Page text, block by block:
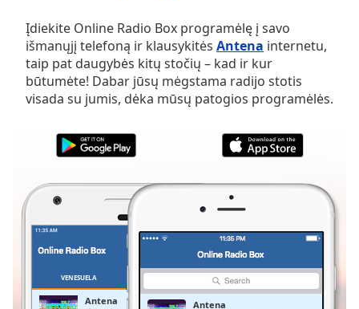
Skip
Backward
Skip
Forward
Mute
Current
Duration-:-
0.00%
Stream
TypeLIVE
Seek to
LIVE
Įdiekite Online Radio Box programėlę į savo
išmanųjį telefoną ir klausykitės Antena internetu,
taip pat daugybės kitų stočių – kad ir kur
būtumėte! Dabar jūsų mėgstama radijo stotis
visada su jumis, dėka mūsų patogios programėlės.
VENESUELA
Antena Antena